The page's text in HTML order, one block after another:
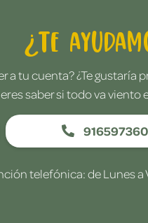
¿Te
a tu cuenta? ¿Te
saber si todo va
916597360
telefónica: de Lunes a